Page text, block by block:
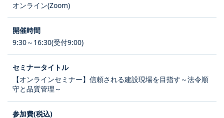
オンライン(Zoom)
9:30～16:30(受付9:00)
【オンラインセミナー】信頼される建設現場を目指す～法令順
守と品質管理～